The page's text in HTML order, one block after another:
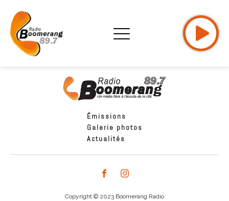
Émissions
Galerie photos
Actualités
Copyright © 2023 Boomerang Radio